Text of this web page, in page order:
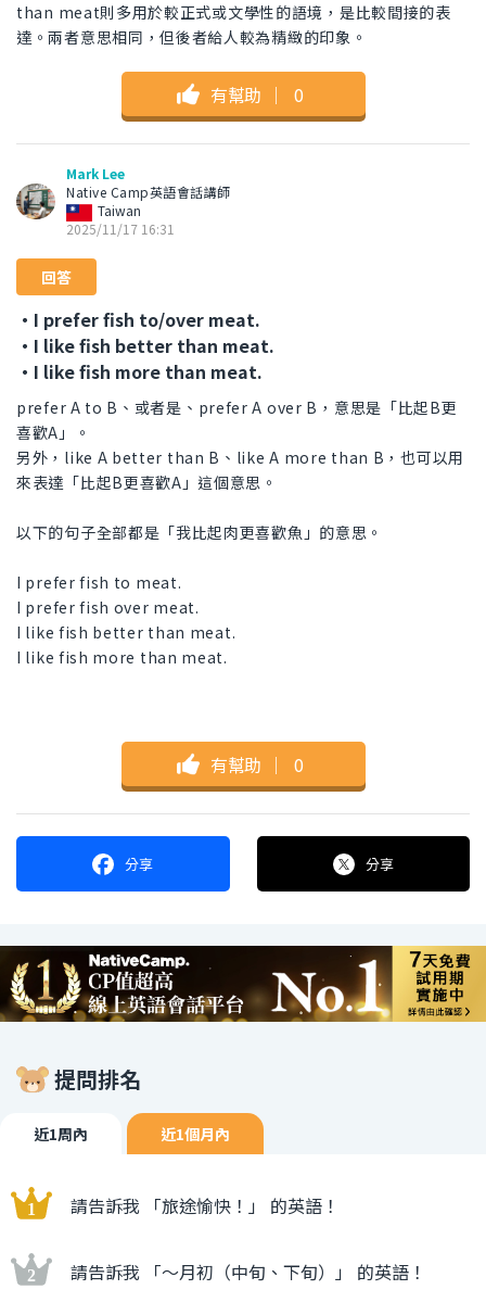
than meat則多用於較正式或文學性的語境，是比較間接的表
達。兩者意思相同，但後者給人較為精緻的印象。
有幫助 ｜ 0
Mark Lee
Native Camp英語會話講師
Taiwan
2025/11/17 16:31
回答
・I prefer fish to/over meat.
・I like fish better than meat.
・I like fish more than meat.
prefer A to B、或者是、prefer A over B，意思是「比起B更
喜歡A」。
另外，like A better than B、like A more than B，也可以用
來表達「比起B更喜歡A」這個意思。
以下的句子全部都是「我比起肉更喜歡魚」的意思。
I prefer fish to meat.
I prefer fish over meat.
I like fish better than meat.
I like fish more than meat.
有幫助 ｜ 0
分享 分享
提問排名
近1周內 近1個月內
請告訴我 「旅途愉快！」 的英語！
請告訴我 「〜月初（中旬、下旬）」 的英語！